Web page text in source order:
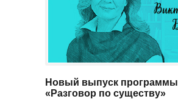
Новый выпуск программы
«Разговор по существу»